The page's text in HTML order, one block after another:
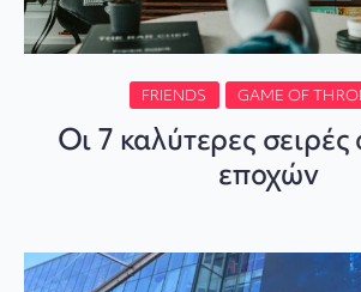
FRIENDS GAME OF
Οι 7 καλύτερες
εποχών